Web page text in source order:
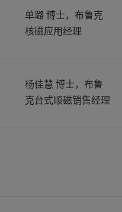
单璐 博士，布鲁克
核磁应用经理
杨佳慧 博士，布鲁
克台式顺磁销售经理